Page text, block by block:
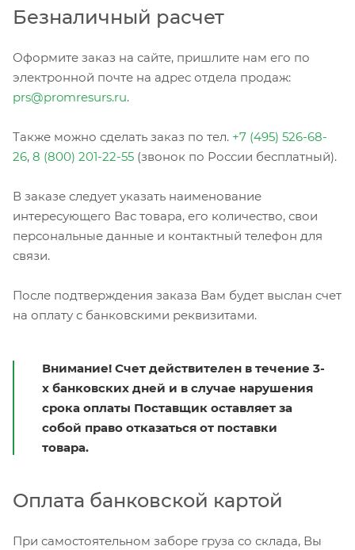
Безналичный расчет
Оформите заказ на сайте, пришлите нам его по
электронной почте на адрес отдела продаж:
prs@promresurs.ru.
Также можно сделать заказ по тел. +7 (495) 526-68-
26, 8 (800) 201-22-55 (звонок по России бесплатный).
В заказе следует указать наименование
интересующего Вас товара, его количество, свои
персональные данные и контактный телефон для
связи.
После подтверждения заказа Вам будет выслан счет
на оплату с банковскими реквизитами.
Внимание! Счет действителен в течение 3-
х банковских дней и в случае нарушения
срока оплаты Поставщик оставляет за
собой право отказаться от поставки
товара.
Оплата банковской картой
При самостоятельном заборе груза со склада, Вы